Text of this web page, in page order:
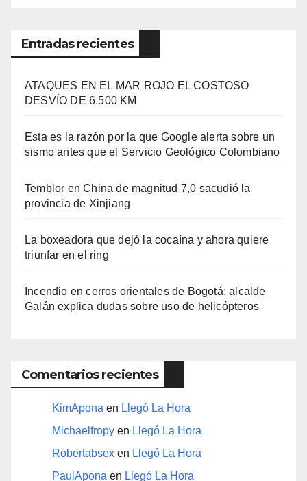
Entradas recientes
ATAQUES EN EL MAR ROJO EL COSTOSO
DESVÍO DE 6.500 KM
Esta es la razón por la que Google alerta sobre un
sismo antes que el Servicio Geológico Colombiano
Temblor en China de magnitud 7,0 sacudió la
provincia de Xinjiang
La boxeadora que dejó la cocaína y ahora quiere
triunfar en el ring​
Incendio en cerros orientales de Bogotá: alcalde
Galán explica dudas sobre uso de helicópteros
Comentarios recientes
KimApona en Llegó La Hora
Michaelfropy en Llegó La Hora
Robertabsex en Llegó La Hora
PaulApona en Llegó La Hora